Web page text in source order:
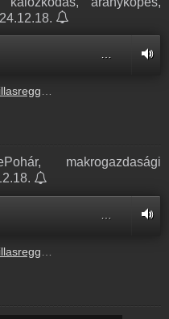
…
0800_ok.mp3
makrogazdasági
0630_ok.mp3